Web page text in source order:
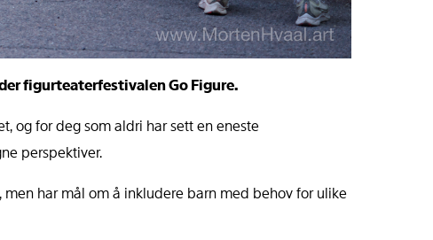
figurteaterfestivalen Go Figure.
og for deg som aldri har sett en eneste
perspektiver.
har mål om å inkludere barn med behov for ulike